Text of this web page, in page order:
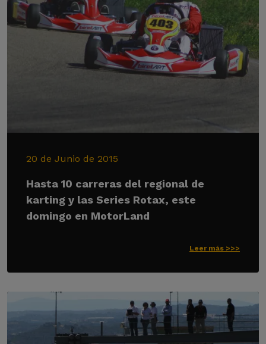
20 de Junio de 2015
Hasta 10 carreras del regional de
karting y las Series Rotax, este
domingo en MotorLand
Leer más >>>